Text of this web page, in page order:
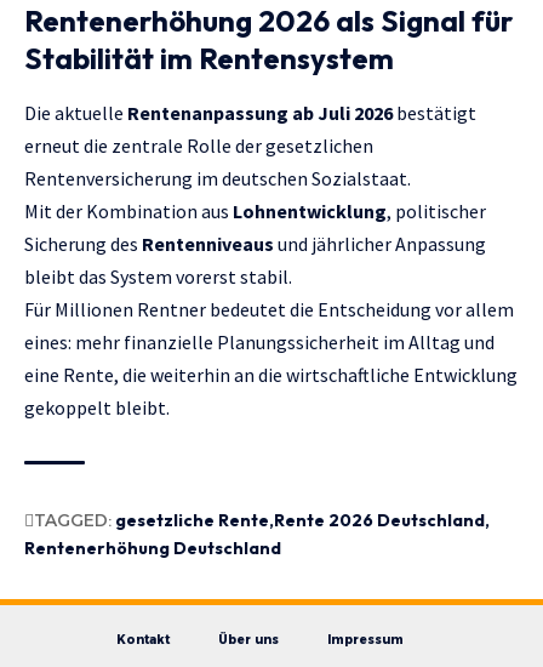
Rentenerhöhung 2026 als Signal für
Stabilität im Rentensystem
Die aktuelle Rentenanpassung ab Juli 2026bestätigt
erneut die zentrale Rolle der gesetzlichen
Rentenversicherung im deutschen Sozialstaat.
Mit der Kombination aus Lohnentwicklung, politischer
Sicherung des Rentenniveaus und jährlicher Anpassung
bleibt das System vorerst stabil.
Für Millionen Rentner bedeutet die Entscheidung vor allem
eines: mehr finanzielle Planungssicherheit im Alltag und
eine Rente, die weiterhin an die wirtschaftliche Entwicklung
gekoppelt bleibt.
TAGGED: gesetzliche Rente Rente 2026 Deutschland
Rentenerhöhung Deutschland
Kontakt Über uns Impressum